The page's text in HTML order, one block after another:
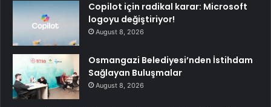
Copilot için radikal karar: Microsoft
logoyu değiştiriyor!
August 8, 2026
Osmangazi Belediyesi’nden İstihdam
Sağlayan Buluşmalar
August 8, 2026